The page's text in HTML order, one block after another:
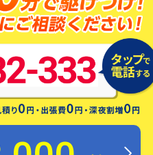
電話一本ですぐ
す！